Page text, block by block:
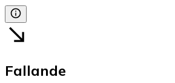
Fallande